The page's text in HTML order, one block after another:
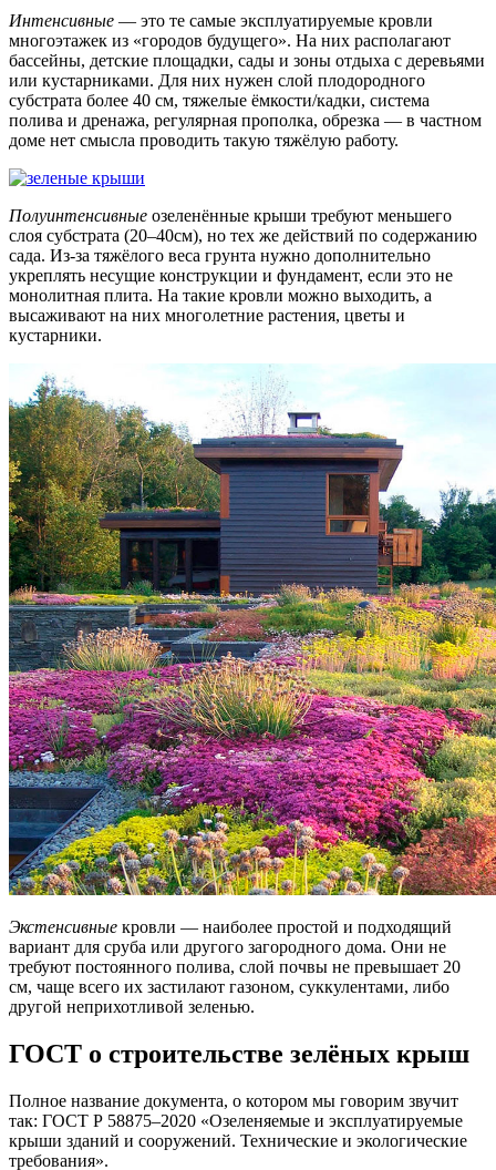
Интенсивные — это те самые эксплуатируемые кровли
многоэтажек из «городов будущего». На них располагают
бассейны, детские площадки, сады и зоны отдыха с деревьями
или кустарниками. Для них нужен слой плодородного
субстрата более 40 см, тяжелые ёмкости/кадки, система
полива и дренажа, регулярная прополка, обрезка — в частном
доме нет смысла проводить такую тяжёлую работу.
Полуинтенсивные озеленённые крыши требуют меньшего
слоя субстрата (20–40см), но тех же действий по содержанию
сада. Из-за тяжёлого веса грунта нужно дополнительно
укреплять несущие конструкции и фундамент, если это не
монолитная плита. На такие кровли можно выходить, а
высаживают на них многолетние растения, цветы и
кустарники.
Экстенсивные кровли — наиболее простой и подходящий
вариант для сруба или другого загородного дома. Они не
требуют постоянного полива, слой почвы не превышает 20
см, чаще всего их застилают газоном, суккулентами, либо
другой неприхотливой зеленью.
ГОСТ о строительстве зелёных крыш
Полное название документа, о котором мы говорим звучит
так: ГОСТ Р 58875–2020 «Озеленяемые и эксплуатируемые
крыши зданий и сооружений. Технические и экологические
требования».